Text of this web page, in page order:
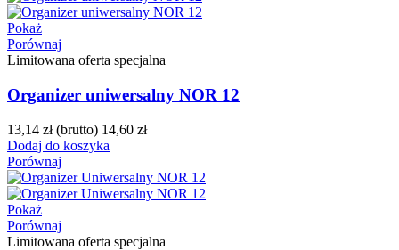
Pokaż
Porównaj
Limitowana oferta specjalna
Organizer uniwersalny NOR 12
13,14 zł (brutto) 14,60 zł
Dodaj do koszyka
Porównaj
Pokaż
Porównaj
Limitowana oferta specjalna